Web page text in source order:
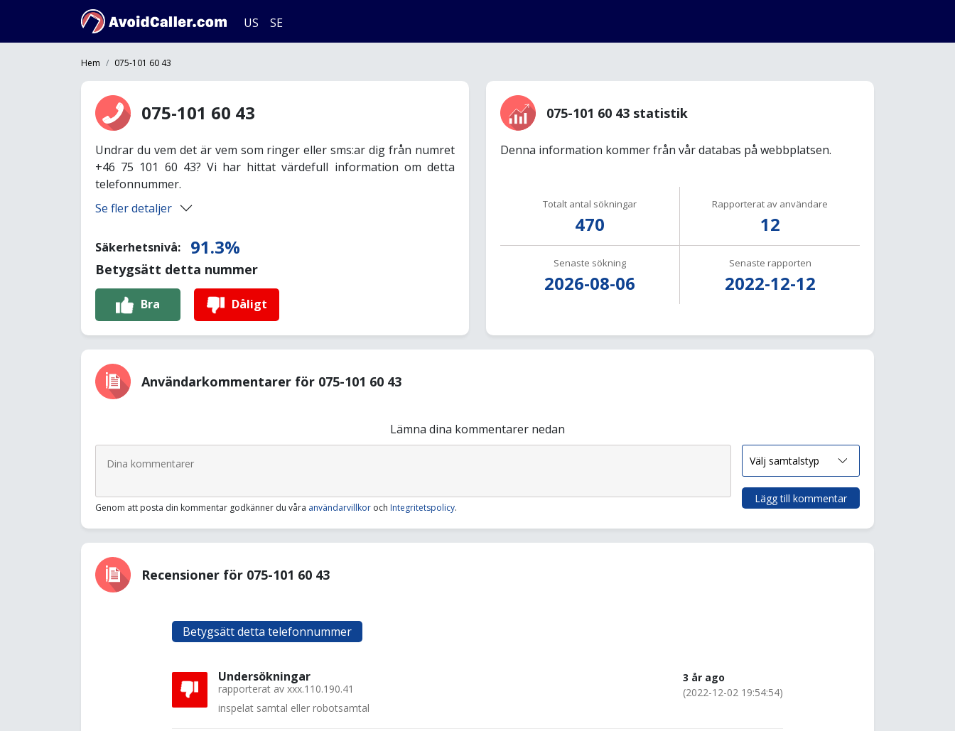
US SE
Hem 075-101 60 43
075-101 60 43
Undrar du vem det är vem som ringer eller sms:ar dig från numret
+46 75 101 60 43? Vi har hittat värdefull information om detta
telefonnummer.
Se fler detaljer
Säkerhetsnivå: 91.3%
Betygsätt detta nummer
Bra Dåligt
075-101 60 43 statistik
Denna information kommer från vår databas på webbplatsen.
Totalt antal sökningar
470
Rapporterat av användare
12
Senaste sökning
2026-08-06
Senaste rapporten
2022-12-12
Användarkommentarer för 075-101 60 43
Lämna dina kommentarer nedan
Genom att posta din kommentar godkänner du våra användarvillkor och Integritetspolicy.
Lägg till kommentar
Recensioner för 075-101 60 43
Betygsätt detta telefonnummer
Undersökningar
rapporterat av xxx.110.190.41
inspelat samtal eller robotsamtal
3 år ago
(2022-12-02 19:54:54)